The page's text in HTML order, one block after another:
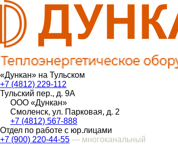
«Дункан» на Тульском
+7 (4812) 229-112
Тульский пер., д. 9А
ООО «Дункан»
Смоленск, ул. Парковая, д. 2
+7 (4812) 567-888
Отдел по работе с юр.лицами
+7 (900) 220-44-55 — многоканальный